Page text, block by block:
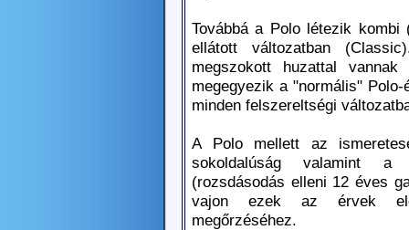
Továbbá a Polo létezik kombi
ellátott változatban
megszokott huzattal
megegyezik a "normális"
minden felszereltségi
A Polo mellett az
sokoldalúság valamint a
(rozsdásodás elleni 12 éves
vajon ezek az érvek
megőrzéséhez.